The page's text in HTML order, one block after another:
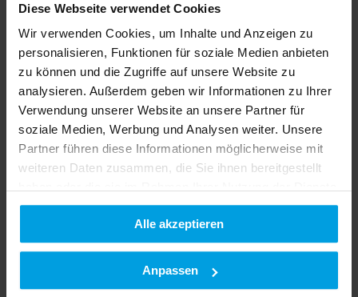
Diese Webseite verwendet Cookies
Wir verwenden Cookies, um Inhalte und Anzeigen zu
personalisieren, Funktionen für soziale Medien anbieten
zu können und die Zugriffe auf unsere Website zu
analysieren. Außerdem geben wir Informationen zu Ihrer
Verwendung unserer Website an unsere Partner für
soziale Medien, Werbung und Analysen weiter. Unsere
Partner führen diese Informationen möglicherweise mit
weiteren Daten zusammen, die Sie ihnen bereitgestellt
gesammelt haben.
Datenschutzerklärung|Impressum
Alle akzeptieren
Anpassen
Country Site
English
Français
LEMKEN Canada
Dealer Locator